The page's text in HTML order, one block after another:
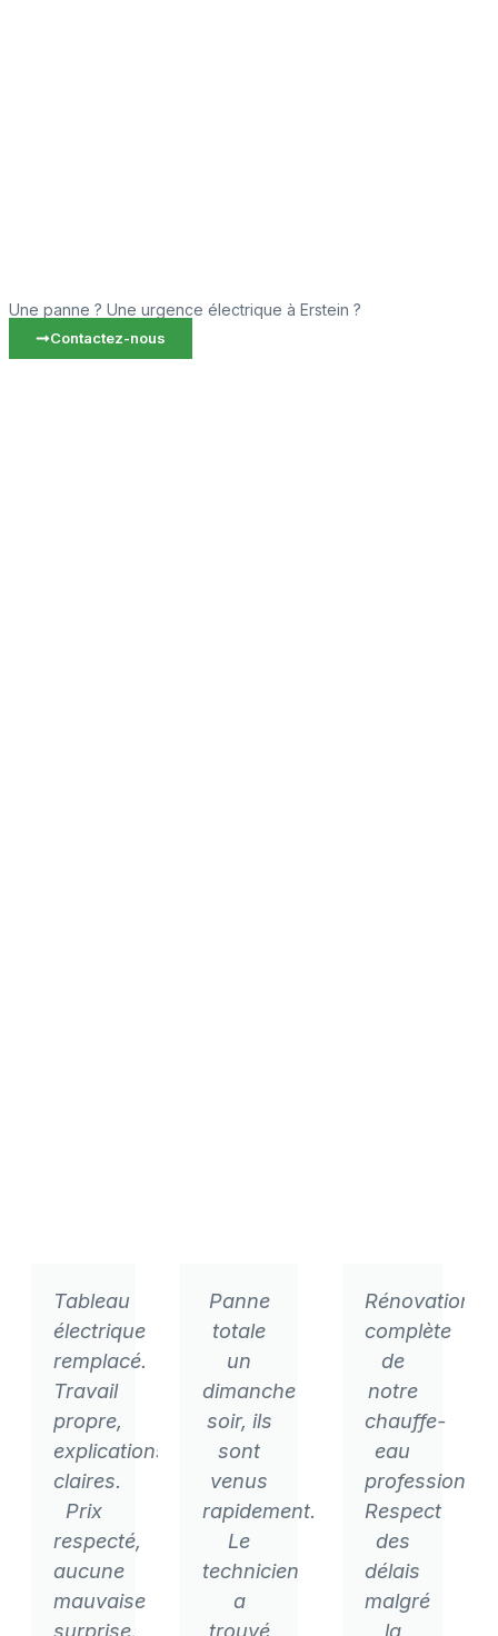
Une panne ? Une urgence électrique à Erstein ?
Contactez-nous
Tableau
électrique
remplacé.
Travail
propre,
explications
claires.
Prix
respecté,
aucune
mauvaise
surprise.
Panne
totale
un
dimanche
soir, ils
sont
venus
rapidement.
Le
technicien
a
trouvé
Rénovation
complète
de
notre
chauffe-
eau
professionnel.
Respect
des
délais
malgré
la